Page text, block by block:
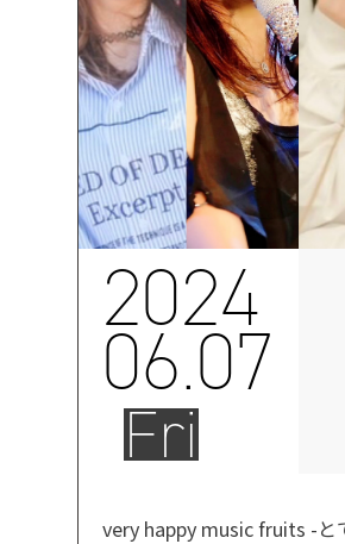
2024
06.07
Fri
very happy music fruits -と